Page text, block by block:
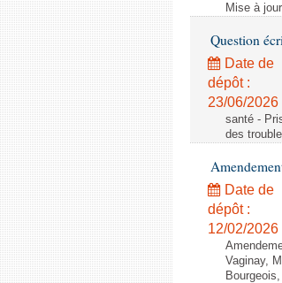
Mise à
Question
Date de
dépôt :
23/06/2026
santé -
des
Date de
dépôt :
12/02/2026
Vaginay,